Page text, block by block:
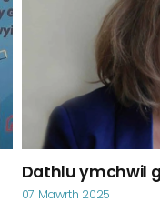
Dathlu ymchwil
07 Mawrth 2025